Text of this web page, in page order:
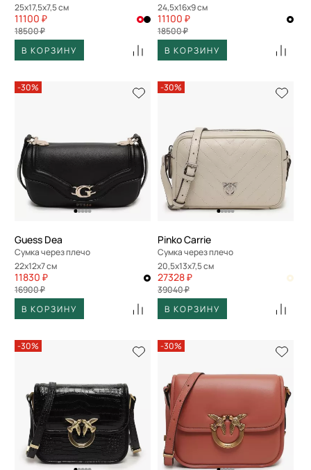
25x17,5x7,5 см
11100 ₽
18500 ₽
В КОРЗИНУ
24,5x16x9 см
11100 ₽
18500 ₽
В КОРЗИНУ
-30%
Guess Dea
Сумка через плечо
22x12x7 см
11830 ₽
16900 ₽
В КОРЗИНУ
-30%
Pinko Carrie
Сумка через плечо
20,5x13x7,5 см
27328 ₽
39040 ₽
В КОРЗИНУ
-30% -30%